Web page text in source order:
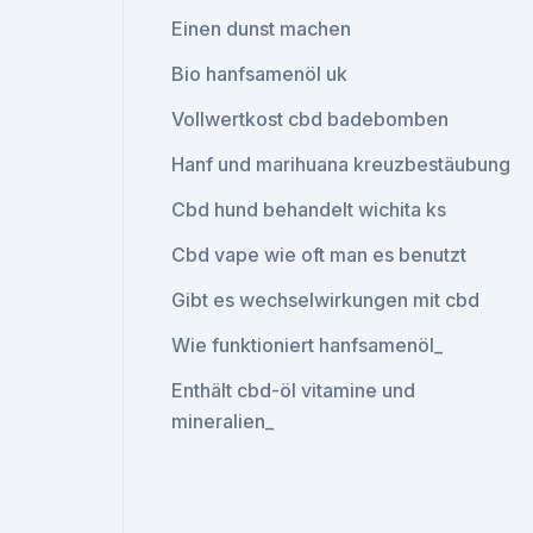
Einen dunst machen
Bio hanfsamenöl uk
Vollwertkost cbd badebomben
Hanf und marihuana kreuzbestäubung
Cbd hund behandelt wichita ks
Cbd vape wie oft man es benutzt
Gibt es wechselwirkungen mit cbd
Wie funktioniert hanfsamenöl_
Enthält cbd-öl vitamine und
mineralien_